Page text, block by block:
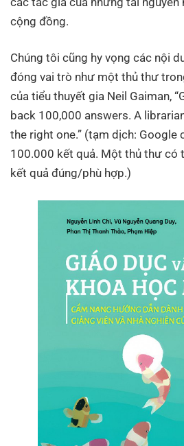
cộng đồng.
Chúng tôi cũng hy vọng các nội
đóng vai trò như một thủ thư
của tiểu thuyết gia Neil Gaiman,
back 100,000 answers. A
the right one.” (tạm dịch: Google
100.000 kết quả. Một thủ thư có
kết quả đúng/phù hợp.)